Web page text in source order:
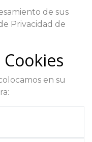
de sus
Privacidad de
en su